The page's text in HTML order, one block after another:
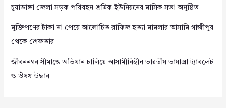
চুয়াডাঙ্গা জেলা সড়ক পরিবহন শ্রমিক ইউনিয়নের মাসিক সভা অনুষ্ঠিত
মুক্তিপণের টাকা না পেয়ে আলোচিত রাফিজ হত্যা মামলার আসামি গাজীপুর
থেকে গ্রেফতার
জীবননগর সীমান্তে অভিযান চালিয়ে আসামীবিহীন ভারতীয় ভায়াগ্রা ট্যাবলেট
ও ঔষধ উদ্ধার